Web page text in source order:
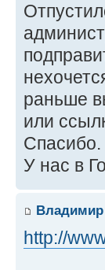
раньше
или
Спасибо.
У нас в
Владимир
http://